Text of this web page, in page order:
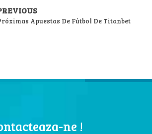
Apuestas De Fútbol De Titanbet
ne !